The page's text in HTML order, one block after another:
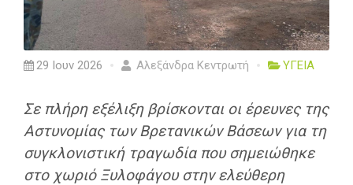
29 Ιουν 2026 Αλεξάνδρα Κεντρωτή ΥΓΕΙΑ
Σε πλήρη εξέλιξη βρίσκονται οι έρευνες της
Αστυνομίας των Βρετανικών Βάσεων για τη
συγκλονιστική τραγωδία που σημειώθηκε
στο χωριό Ξυλοφάγου στην ελεύθερη